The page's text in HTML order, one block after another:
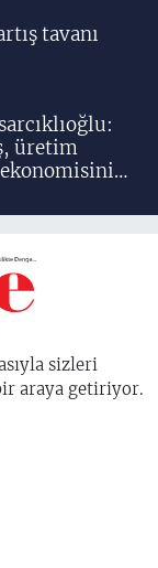
tavanı
üretim
sizleri
araya getiriyor.